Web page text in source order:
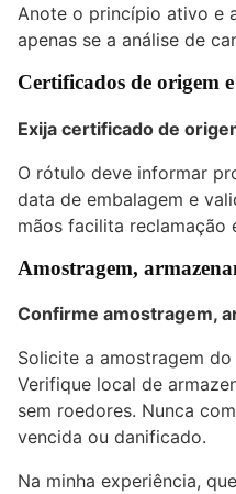
Anote o princípio ativo e
apenas se a análise de
Certificados de origem
Exija certificado de
O rótulo deve informar
data de embalagem e
mãos facilita reclamação
Amostragem,
Confirme amostragem,
Solicite a amostragem
Verifique local de
sem roedores. Nunca
vencida ou danificado.
Na minha experiência,